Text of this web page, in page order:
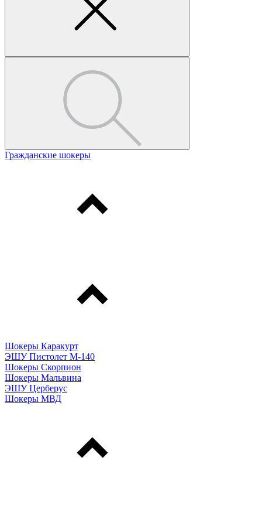
Гражданские шокеры
Шокеры Каракурт
ЭШУ Пистолет М-140
Шокеры Скорпион
Шокеры Мальвина
ЭШУ Церберус
Шокеры МВД